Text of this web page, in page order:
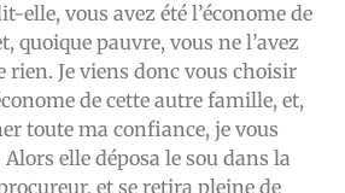
elle, vous avez été l’économe de
quoique pauvre, vous ne l’avez
rien. Je viens donc vous choisir
de cette autre famille, et,
toute ma confiance, je vous
elle déposa le sou dans la
et se retira pleine de